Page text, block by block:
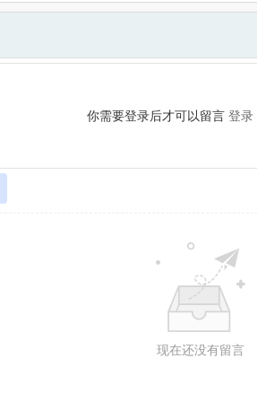
你需要登录后才可以留言 登录
现在还没有留言